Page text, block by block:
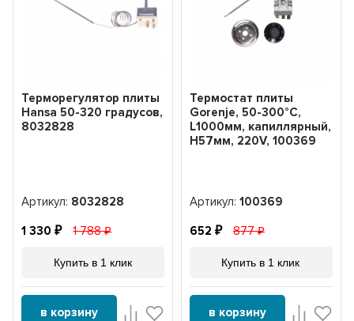
Терморегулятор плиты
Hansa 50-320 градусов,
8032828
Артикул: 8032828
1 330 1 788
Купить в 1 клик
в корзину
Термостат плиты
Gorenje, 50-300°C,
L1000мм, капиллярный,
H57мм, 220V, 100369
Артикул: 100369
652 877
Купить в 1 клик
в корзину